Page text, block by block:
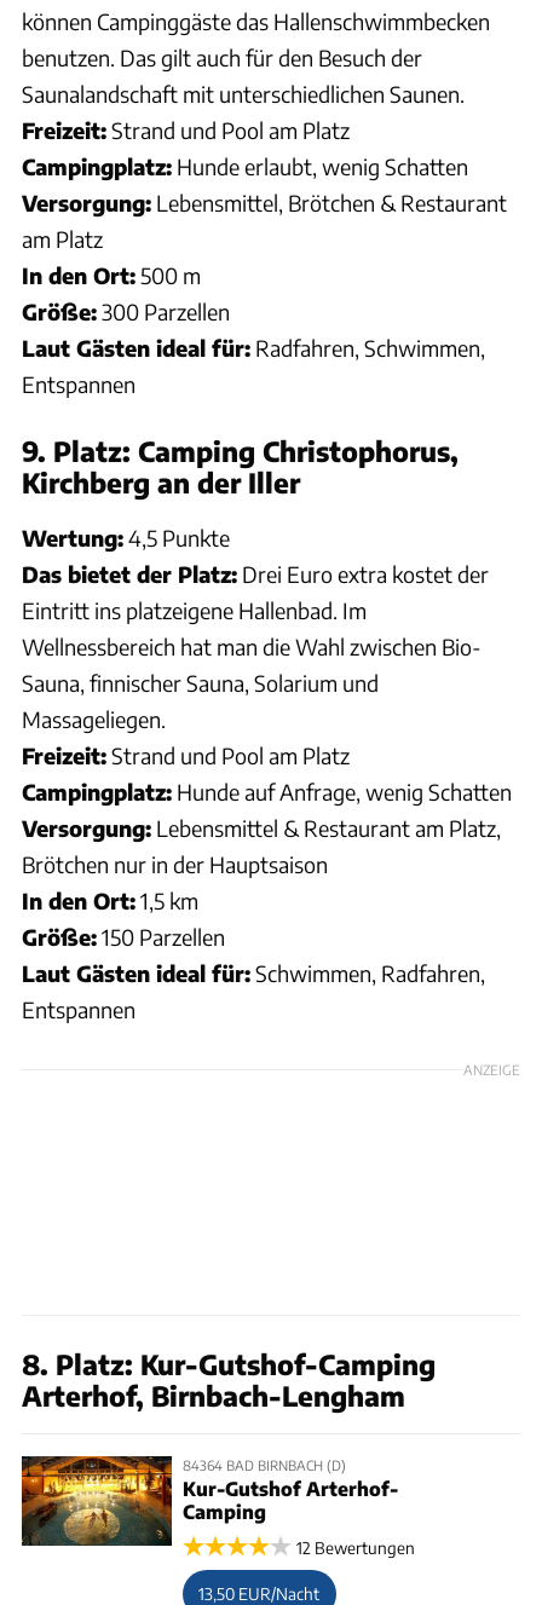
können Campinggäste das Hallenschwimmbecken
benutzen. Das gilt auch für den Besuch der
Saunalandschaft mit unterschiedlichen Saunen.
Freizeit:Strand und Pool am Platz
Campingplatz: Hunde erlaubt, wenig Schatten
Versorgung: Lebensmittel, Brötchen & Restaurant
am Platz
In den Ort: 500 m
Größe:300 Parzellen
Laut Gästen ideal für: Radfahren, Schwimmen,
Entspannen
9. Platz: Camping Christophorus,
Kirchberg an der Iller
Wertung:4,5 Punkte
Das bietet der Platz: Drei Euro extra kostet der
Eintritt ins platzeigene Hallenbad. Im
Wellnessbereich hat man die Wahl zwischen Bio-
Sauna, finnischer Sauna, Solarium und
Massageliegen.
Freizeit:Strand und Pool am Platz
Campingplatz: Hunde auf Anfrage, wenig Schatten
Versorgung: Lebensmittel & Restaurant am Platz,
Brötchen nur in der Hauptsaison
In den Ort:1,5 km
Größe:150 Parzellen
Laut Gästen ideal für:Schwimmen, Radfahren,
Entspannen
ANZEIGE
8. Platz: Kur-Gutshof-Camping
Arterhof, Birnbach-Lengham
84364 BAD BIRNBACH (D)
Kur-Gutshof Arterhof-
Camping
12 Bewertungen
13,50 EUR/Nacht